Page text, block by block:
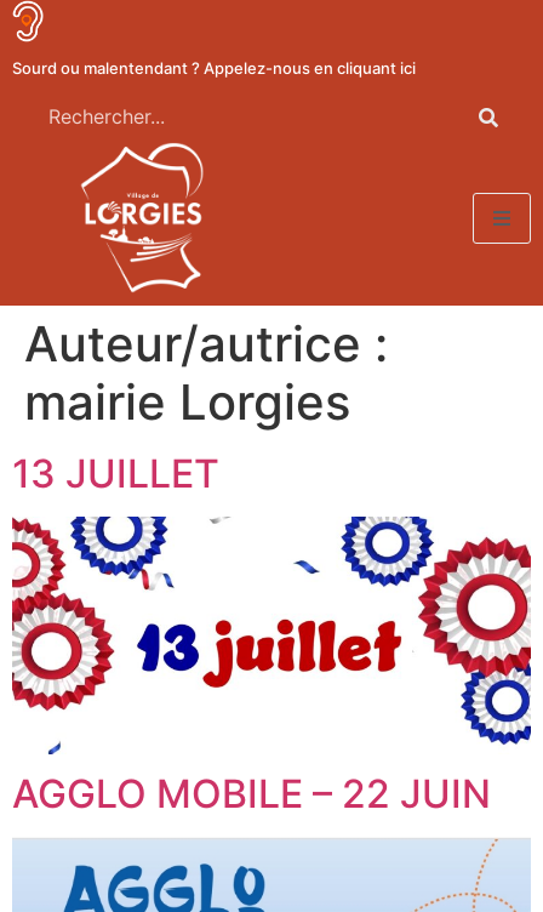
Sourd ou malentendant ? Appelez-nous en cliquant ici
Auteur/autrice :
mairie Lorgies
13 JUILLET
AGGLO MOBILE – 22 JUIN